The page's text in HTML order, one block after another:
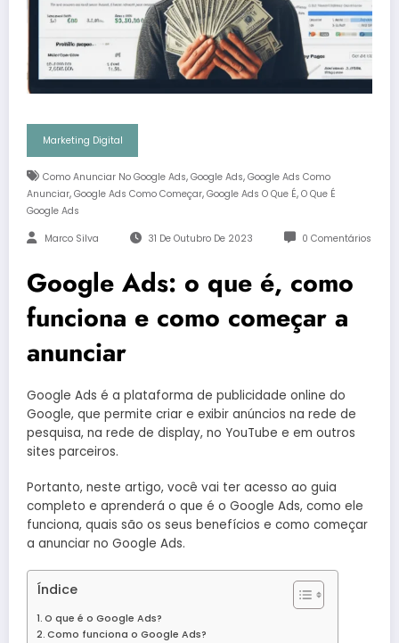
Marketing Digital
Como Anunciar No Google Ads, Google Ads, Google Ads Como
Anunciar, Google Ads Como Começar, Google Ads O Que É, O Que É
Google Ads
Marco Silva 31 De Outubro De 2023 0 Comentários
Google Ads: o que é, como
funciona e como começar a
anunciar
Google Ads é a plataforma de publicidade online do
Google, que permite criar e exibir anúncios na rede de
pesquisa, na rede de display, no YouTube e em outros
sites parceiros.
Portanto, neste artigo, você vai ter acesso ao guia
completo e aprenderá o que é o Google Ads, como ele
funciona, quais são os seus benefícios e como começar
a anunciar no Google Ads.
Índice
O que é o Google Ads?
Como funciona o Google Ads?